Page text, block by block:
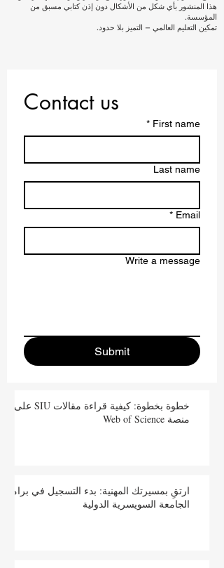
هذا المنشور بأي شكل من الأشكال دون إذن كتابي مسبق من
المؤسسة.
تمكين التعليم العالمي – التميز بلا حدود.
Contact us
First name
*
Last name
Email
*
Write a message
Submit
خطوة بخطوة: كيفية قراءة مقالات SIU على
منصة Web of Science
ارتقِ بمسيرتك المهنية: بدء التسجيل في برامج
الجامعة السويسرية الدولية